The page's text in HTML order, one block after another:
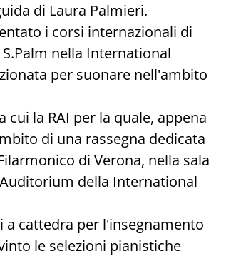
di Laura Palmieri.
i corsi internazionali di
nella International
per suonare nell'ambito
la RAI per la quale, appena
di una rassegna dedicata
di Verona, nella sala
della International
cattedra per l'insegnamento
le selezioni pianistiche